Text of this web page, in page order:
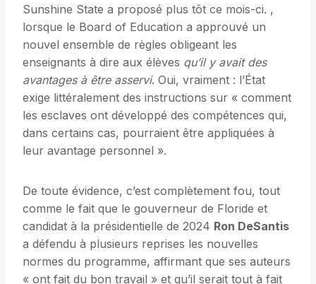
Sunshine State a proposé plus tôt ce mois-ci. ,
lorsque le Board of Education a approuvé un
nouvel ensemble de règles obligeant les
enseignants à dire aux élèves qu’il y avait des
avantages à être asservi. Oui, vraiment : l’État
exige littéralement des instructions sur « comment
les esclaves ont développé des compétences qui,
dans certains cas, pourraient être appliquées à
leur avantage personnel ».
De toute évidence, c’est complètement fou, tout
comme le fait que le gouverneur de Floride et
candidat à la présidentielle de 2024 Ron DeSantis
a défendu à plusieurs reprises les nouvelles
normes du programme, affirmant que ses auteurs
« ont fait du bon travail » et qu’il serait tout à fait